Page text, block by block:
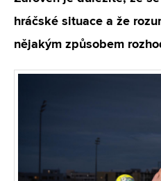
hráčské situace a že
nějakým způsobem